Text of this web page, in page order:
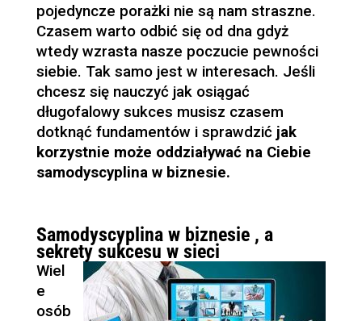
pojedyncze porażki nie są nam straszne.
Czasem warto odbić się od dna gdyż
wtedy wzrasta nasze poczucie pewności
siebie. Tak samo jest w interesach. Jeśli
chcesz się nauczyć jak osiągać
długofalowy sukces musisz czasem
dotknąć fundamentów i sprawdzić jak
korzystnie może oddziaływać na Ciebie
samodyscyplina w biznesie.
Samodyscyplina w biznesie , a
sekrety sukcesu w sieci
Wiel
e
osób